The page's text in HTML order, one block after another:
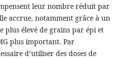
leur nombre réduit par
accrue, notamment grâce à un
plus élevé de grains par épi et
plus important. Par
d’utiliser des doses de